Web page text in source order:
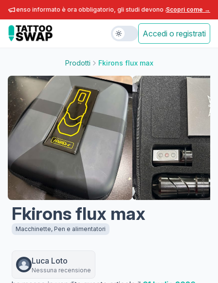
informato è ora obbligatorio, gli studi devono adeguarsi entro fine
Scopri come →
Accedi o registrati
Prodotti Fkirons flux max
Fkirons flux max
Macchinette, Pen e alimentatori
Luca Loto
Nessuna recensione